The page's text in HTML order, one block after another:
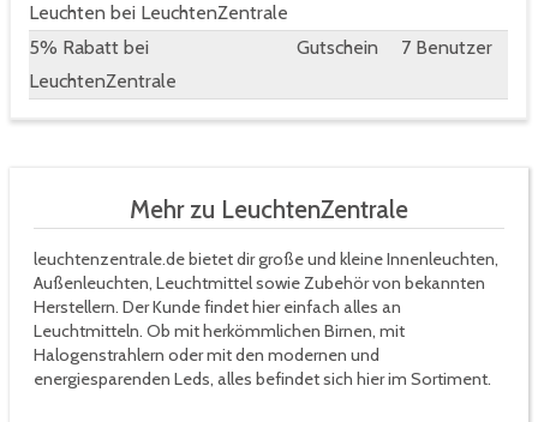
Leuchten bei LeuchtenZentrale
5% Rabatt bei
LeuchtenZentrale
Gutschein 7 Benutzer
Mehr zu LeuchtenZentrale
leuchtenzentrale.de bietet dir große und kleine Innenleuchten,
Außenleuchten, Leuchtmittel sowie Zubehör von bekannten
Herstellern. Der Kunde findet hier einfach alles an
Leuchtmitteln. Ob mit herkömmlichen Birnen, mit
Halogenstrahlern oder mit den modernen und
energiesparenden Leds, alles befindet sich hier im Sortiment.